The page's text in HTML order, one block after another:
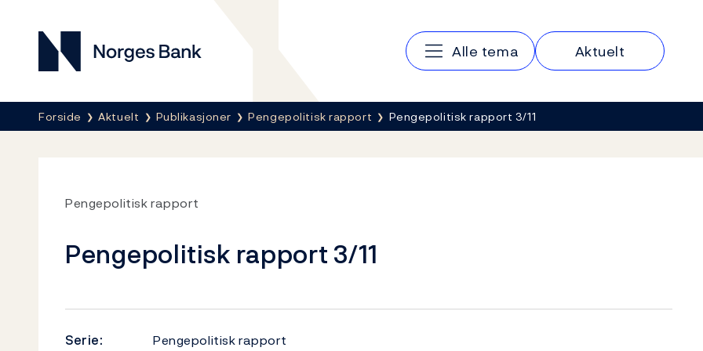
Norges Bank
Hovedmeny
Alle tema Aktuelt
Her er du nå:
Forside Aktuelt Publikasjoner Pengepolitisk rapport Pengepolitisk rapport 3/11
Pengepolitisk rapport
Pengepolitisk rapport 3/11
Serie:
Pengepolitisk rapport